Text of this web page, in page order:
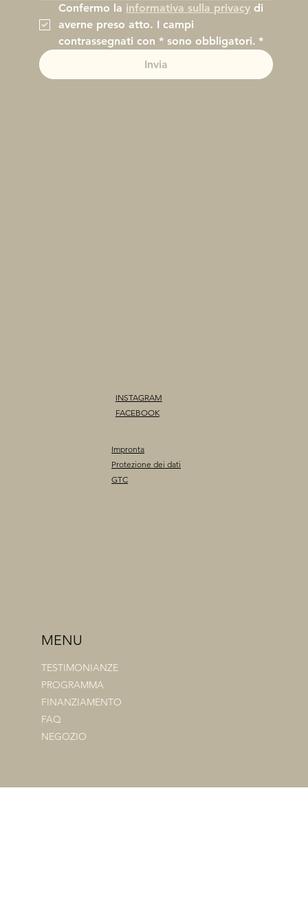
MENU
TESTIMONIANZE
PROGRAMMA
FINANZIAMENTO
FAQ
NEGOZIO
Confermo la informativa sulla privacy di
averne preso atto. I campi
contrassegnati con * sono obbligatori. *
Invia
INSTAGRAM
FACEBOOK
Impronta
Protezione dei dati
GTC